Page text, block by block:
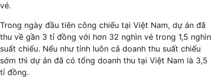
vé.
Trong ngày đầu tiên công chiếu tại Việt Nam, dự án đã
thu về gần 3 tỉ đồng với hơn 32 nghìn vé trong 1,5 nghìn
suất chiếu. Nếu như tính luôn cả doanh thu suất chiếu
sớm thì dự án đã có tổng doanh thu tại Việt Nam là 3,5
tỉ đồng.